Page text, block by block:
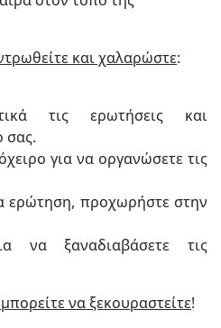
και χαλαρώστε:
τις ερωτήσεις και
σας.
για να οργανώσετε τις
ερώτηση, προχωρήστε στην
να ξαναδιαβάσετε τις
να ξεκουραστείτε!